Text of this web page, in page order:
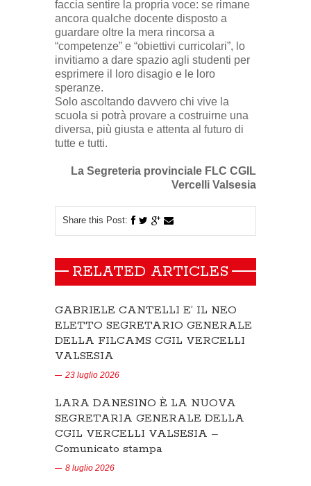
faccia sentire la propria voce: se rimane
ancora qualche docente disposto a
guardare oltre la mera rincorsa a
“competenze” e “obiettivi curricolari”, lo
invitiamo a dare spazio agli studenti per
esprimere il loro disagio e le loro
speranze.
Solo ascoltando davvero chi vive la
scuola si potrà provare a costruirne una
diversa, più giusta e attenta al futuro di
tutte e tutti.
La Segreteria provinciale FLC CGIL
Vercelli Valsesia
Share this Post:
RELATED ARTICLES
GABRIELE CANTELLI E’ IL NEO
ELETTO SEGRETARIO GENERALE
DELLA FILCAMS CGIL VERCELLI
VALSESIA
23 luglio 2026
LARA DANESINO È LA NUOVA
SEGRETARIA GENERALE DELLA
CGIL VERCELLI VALSESIA –
Comunicato stampa
8 luglio 2026